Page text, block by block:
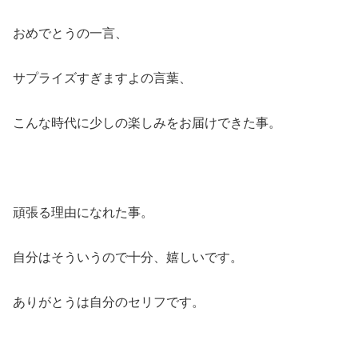
おめでとうの一言、
サプライズすぎますよの言葉、
こんな時代に少しの楽しみをお届けできた事。
頑張る理由になれた事。
自分はそういうので十分、嬉しいです。
ありがとうは自分のセリフです。